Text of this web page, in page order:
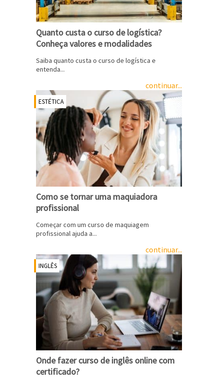
Quanto custa o curso de logística?
Conheça valores e modalidades
Saiba quanto custa o curso de logística e
entenda...
continuar...
ESTÉTICA
Como se tornar uma maquiadora
profissional
Começar com um curso de maquiagem
profissional ajuda a...
continuar...
INGLÊS
Onde fazer curso de inglês online com
certificado?